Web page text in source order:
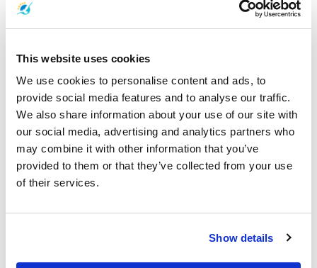
This website uses cookies
We use cookies to personalise content and ads, to
provide social media features and to analyse our traffic.
We also share information about your use of our site with
our social media, advertising and analytics partners who
may combine it with other information that you’ve
provided to them or that they’ve collected from your use
of their services.
Show details
苏梅岛
游船时间表和价格